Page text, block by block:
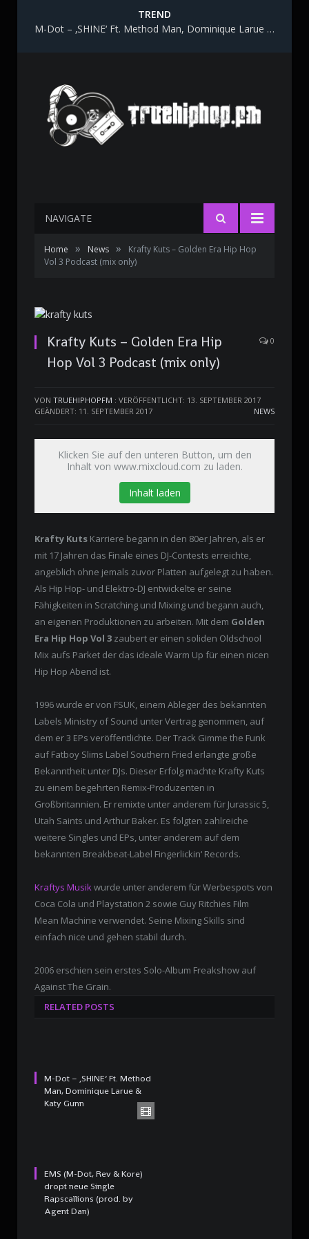
TREND
M-Dot – ‚SHINE‘ Ft. Method Man, Dominique Larue & Katy Gunn
NAVIGATE
Home » News »
Krafty Kuts – Golden Era Hip Hop
Vol 3 Podcast (mix only)
Krafty Kuts – Golden Era Hip
Hop Vol 3 Podcast (mix only)
0
VON TRUEHIPHOPFM : VERÖFFENTLICHT: 13. SEPTEMBER 2017
GEÄNDERT: 11. SEPTEMBER 2017
NEWS
Klicken Sie auf den unteren Button, um den
Inhalt von www.mixcloud.com zu laden.
Inhalt laden
Krafty Kuts Karriere begann in den 80er Jahren, als er
mit 17 Jahren das Finale eines DJ-Contests erreichte,
angeblich ohne jemals zuvor Platten aufgelegt zu haben.
Als Hip Hop- und Elektro-DJ entwickelte er seine
Fähigkeiten in Scratching und Mixing und begann auch,
an eigenen Produktionen zu arbeiten. Mit dem Golden
Era Hip Hop Vol 3 zaubert er einen soliden Oldschool
Mix aufs Parket der das ideale Warm Up für einen nicen
Hip Hop Abend ist.
1996 wurde er von FSUK, einem Ableger des bekannten
Labels Ministry of Sound unter Vertrag genommen, auf
dem er 3 EPs veröffentlichte. Der Track Gimme the Funk
auf Fatboy Slims Label Southern Fried erlangte große
Bekanntheit unter DJs. Dieser Erfolg machte Krafty Kuts
zu einem begehrten Remix-Produzenten in
Großbritannien. Er remixte unter anderem für Jurassic 5,
Utah Saints und Arthur Baker. Es folgten zahlreiche
weitere Singles und EPs, unter anderem auf dem
bekannten Breakbeat-Label Fingerlickin‘ Records.
Kraftys Musikwurde unter anderem für Werbespots von
Coca Cola und Playstation 2 sowie Guy Ritchies Film
Mean Machine verwendet. Seine Mixing Skills sind
einfach nice und gehen stabil durch.
2006 erschien sein erstes Solo-Album Freakshow auf
Against The Grain.
RELATED POSTS
M-Dot – ‚SHINE‘ Ft. Method
Man, Dominique Larue &
Katy Gunn
EMS (M-Dot, Rev & Kore)
dropt neue Single
Rapscallions (prod. by
Agent Dan)